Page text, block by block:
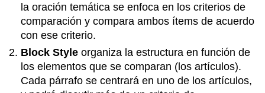
la oración temática se enfoca en los criterios de
comparación y compara ambos ítems de acuerdo
con ese criterio.
Block Style organiza la estructura en función de
los elementos que se comparan (los artículos).
Cada párrafo se centrará en uno de los artículos,